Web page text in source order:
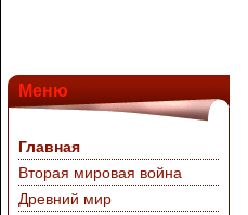
Меню
Главная
Вторая мировая война
Древний мир